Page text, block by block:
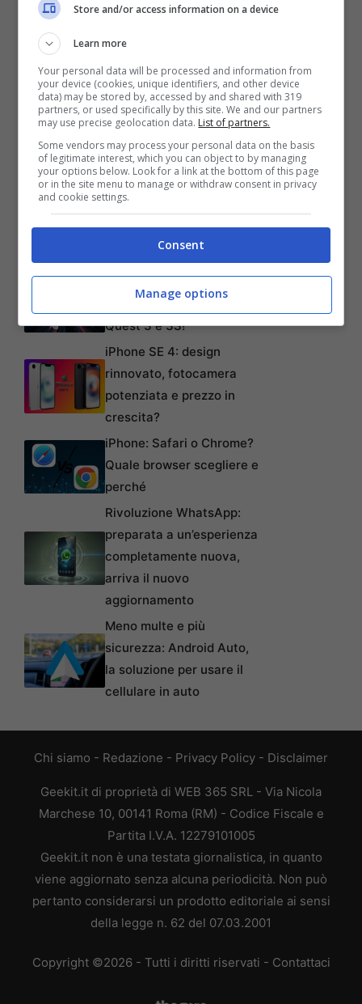
riceveranno un oggetto slot personaggio
bonus nonché scatole di equipaggiamento e
accessori progettati per aiutare i giocatori a
salire immediatamente al livello 65 per godere
del nuovo contenuto.
Articoli recentiL’errore da 780 Milioni di
Realtà virtuale al top:
offerte imperdibili su Meta
Quest 3 e 3S!
iPhone SE 4: design
rinnovato, fotocamera
potenziata e prezzo in
crescita?
iPhone: Safari o Chrome?
Quale browser scegliere e
perché
Rivoluzione WhatsApp:
preparata a un’esperienza
completamente nuova,
arriva il nuovo
aggiornamento
Meno multe e più
sicurezza: Android Auto,
la soluzione per usare il
cellulare in auto
Chi siamo - Redazione - Privacy Policy - Disclaimer
Geekit.it di proprietà di WEB 365 SRL - Via Nicola
Marchese 10, 00141 Roma (RM) - Codice Fiscale e
Partita I.V.A. 12279101005
Geekit.it non è una testata giornalistica, in quanto
viene aggiornato senza alcuna periodicità. Non può
pertanto considerarsi un prodotto editoriale ai sensi
della legge n. 62 del 07.03.2001
Copyright ©2026 - Tutti i diritti riservati - Contattaci
Store and/or access information on a device
Learn more
Your personal data will be processed and information from
your device (cookies, unique identifiers, and other device
data) may be stored by, accessed by and shared with 319
partners, or used specifically by this site. We and our partners
may use precise geolocation data. List of partners.
Some vendors may process your personal data on the basis
of legitimate interest, which you can object to by managing
your options below. Look for a link at the bottom of this page
or in the site menu to manage or withdraw consent in privacy
and cookie settings.
Consent
Manage options